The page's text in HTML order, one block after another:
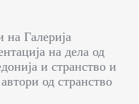
на Галерија
на дела од
и странство и
од странство